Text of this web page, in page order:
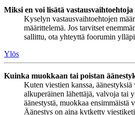
Miksi en voi lisätä vastausvaihtoehtoja
Kyselyn vastausvaihtoehtojen
määrittelemä. Jos tarvitset
sallittu, ota yhteyttä foorumin
Ylös
Kuinka muokkaan tai poistan
Kuten viestien kanssa,
alkuperäinen lähettäjä, valvoja tai
äänestystä, muokkaa ensimmäistä
Äänestys on aina kytketty